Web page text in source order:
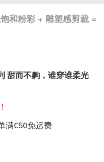
和粉彩 + 雕塑感剪裁 =
甜而不齁，谁穿谁柔光
满€50免运费